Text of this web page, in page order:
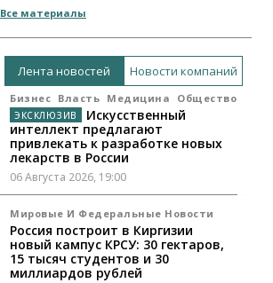
Все материалы
Лента новостей Новости компаний
Бизнес Власть Медицина Общество
Искусственный
интеллект предлагают
привлекать к разработке новых
лекарств в России
06 Августа 2026, 19:00
Мировые И Федеральные Новости
Россия построит в Киргизии
новый кампус КРСУ: 30 гектаров,
15 тысяч студентов и 30
миллиардов рублей